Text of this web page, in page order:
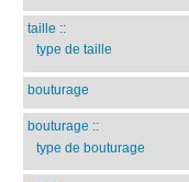
taille ::
type de taille
bouturage
bouturage ::
type de bouturage